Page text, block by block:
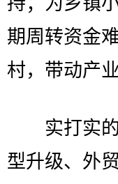
期周转资金
村，带动产
实打实的
型升级、外